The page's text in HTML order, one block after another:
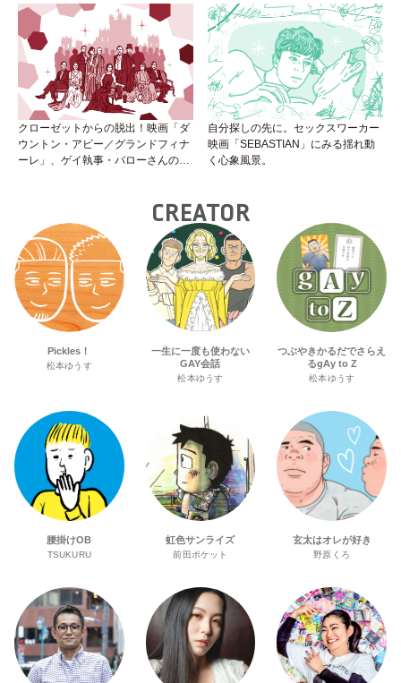
クローゼットからの脱出！映画「ダ
ウントン・アビー／グランドフィナ
ーレ」、ゲイ執事・バローさんの成
自分探しの先に。セックスワーカー
映画「SEBASTIAN」にみる揺れ動
く心象風景。
CREATOR
Pickles！
松本ゆうす
一生に一度も使わない
GAY会話
松本ゆうす
つぶやきかるだでさらえ
るgAy to Z
松本ゆうす
腰掛けOB
TSUKURU
虹色サンライズ
前田ポケット
玄太はオレが好き
野原くろ